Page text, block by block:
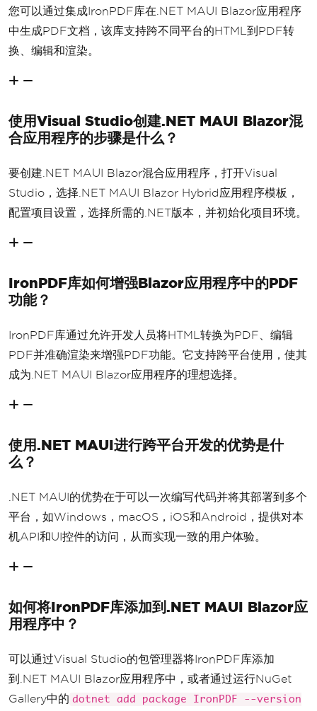
您可以通过集成IronPDF库在.NET MAUI Blazor应用程序
中生成PDF文档，该库支持跨不同平台的HTML到PDF转
换、编辑和渲染。
使用Visual Studio创建.NET MAUI Blazor混
合应用程序的步骤是什么？
要创建.NET MAUI Blazor混合应用程序，打开Visual
Studio，选择.NET MAUI Blazor Hybrid应用程序模板，
配置项目设置，选择所需的.NET版本，并初始化项目环境。
IronPDF库如何增强Blazor应用程序中的PDF
功能？
IronPDF库通过允许开发人员将HTML转换为PDF、编辑
PDF并准确渲染来增强PDF功能。它支持跨平台使用，使其
成为.NET MAUI Blazor应用程序的理想选择。
使用.NET MAUI进行跨平台开发的优势是什
么？
.NET MAUI的优势在于可以一次编写代码并将其部署到多个
平台，如Windows，macOS，iOS和Android，提供对本
机API和UI控件的访问，从而实现一致的用户体验。
如何将IronPDF库添加到.NET MAUI Blazor应
用程序中？
可以通过Visual Studio的包管理器将IronPDF库添加
到.NET MAUI Blazor应用程序中，或者通过运行NuGet
Gallery中的 dotnet add package IronPDF --version